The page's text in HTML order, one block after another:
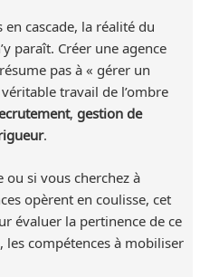
cascade, la réalité du
paraît. Créer une agence
pas à « gérer un
travail de l’ombre
,gestion de
.
si vous cherchez à
opèrent en coulisse, cet
évaluer la pertinence de ce
compétences à mobiliser